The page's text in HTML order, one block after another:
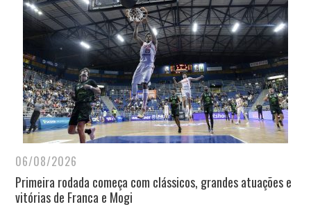
06/08/2026
Primeira rodada começa com clássicos, grandes atuações e
vitórias de Franca e Mogi